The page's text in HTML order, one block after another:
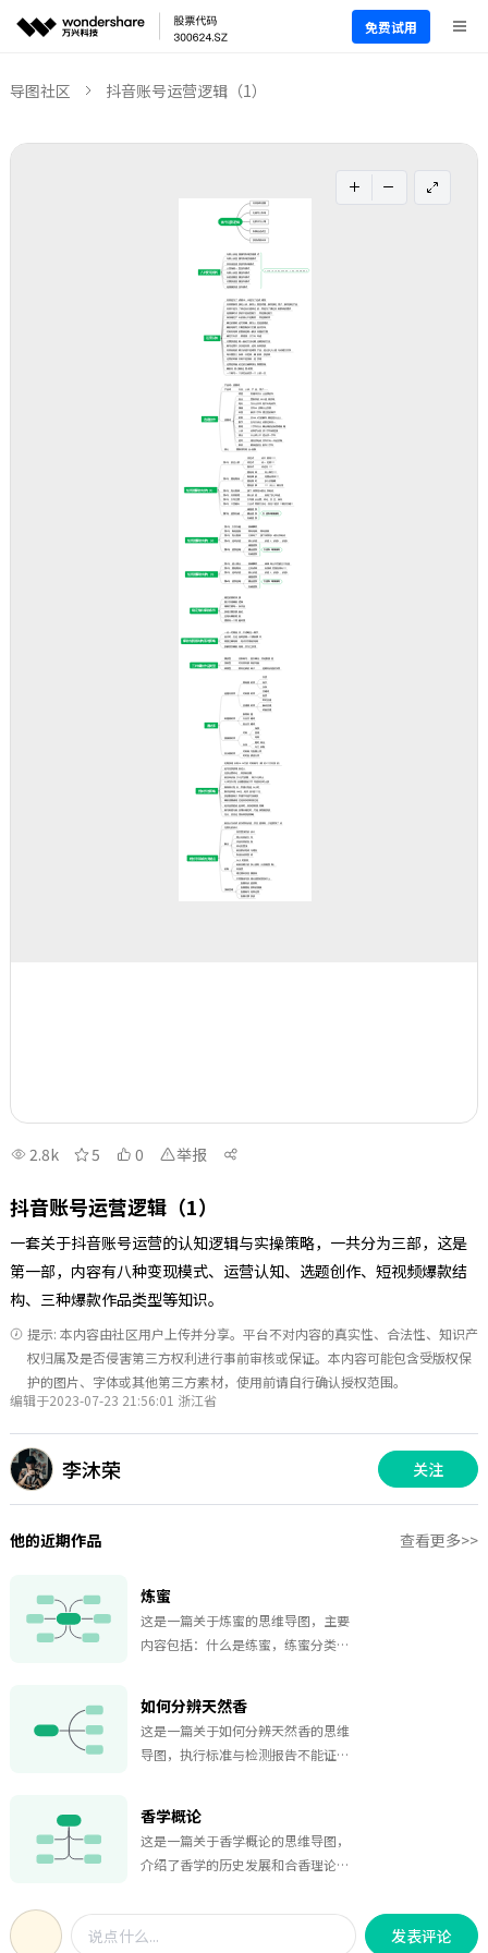
免费试用
导图社区 抖音账号运营逻辑（1）
2.8k 5 0 举报
抖音账号运营逻辑（1）
一套关于抖音账号运营的认知逻辑与实操策略，一共分为三部，这是
第一部，内容有八种变现模式、运营认知、选题创作、短视频爆款结
构、三种爆款作品类型等知识。
提示: 本内容由社区用户上传并分享。平台不对内容的真实性、合法性、知识产
权归属及是否侵害第三方权利进行事前审核或保证。本内容可能包含受版权保
护的图片、字体或其他第三方素材，使用前请自行确认授权范围。
编辑于2023-07-23 21:56:01 浙江省
李沐荣 关注
他的近期作品 查看更多>>
炼蜜
这是一篇关于炼蜜的思维导图，主要
内容包括：什么是练蜜，练蜜分类，
质、水份，灭活微生物并增强粘合
力。
如何分辨天然香
这是一篇关于如何分辨天然香的思维
导图，执行标准与检测报告不能证明
法证明是天然香! “香”都是非标品，
目前没有天燃香的标准，也没有化学
香的标准，三买三不买。
香学概论
这是一篇关于香学概论的思维导图，
介绍了香学的历史发展和合香理论，
各个历史时期香学的发展特点和重要
事件；合香理论部分则详细阐述了不
发表评论